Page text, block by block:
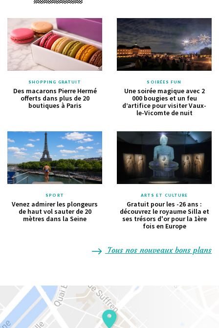
SHOPPING GRATUIT
Des macarons Pierre Hermé
offerts dans plus de 20
boutiques à Paris
SOIRÉES FUN
Une soirée magique avec 2
000 bougies et un feu
d’artifice pour visiter Vaux-
le-Vicomte de nuit
SPORT
Venez admirer les plongeurs
de haut vol sauter de 20
mètres dans la Seine
ARTS ET CULTURE
Gratuit pour les -26 ans :
découvrez le royaume Silla et
ses trésors d'or pour la 1ère
fois en Europe
Tous nos nouveaux bons plans